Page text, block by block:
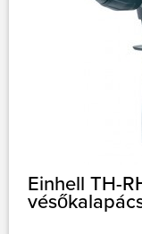
Einhell TH-